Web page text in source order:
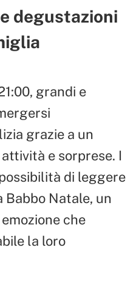
degustazioni
grandi e
grazie a un
e sorprese. I
di leggere
Natale, un
che
la loro